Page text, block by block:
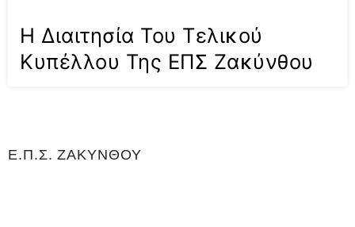
Η Διαιτησία Του Τελικού
Κυπέλλου Της ΕΠΣ Ζακύνθου
Ε.Π.Σ. ΖΑΚΥΝΘΟΥ